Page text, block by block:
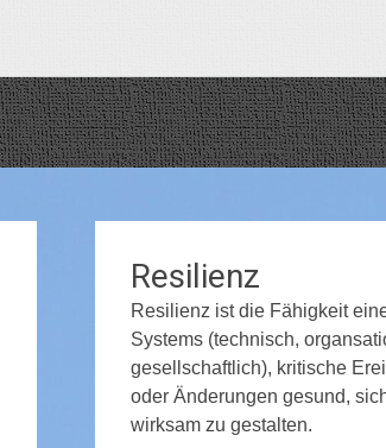
Resilienz
Resilienz ist die Fähigkeit
Systems (technisch,
gesellschaftlich), kritische
oder Änderungen gesund,
wirksam zu gestalten.